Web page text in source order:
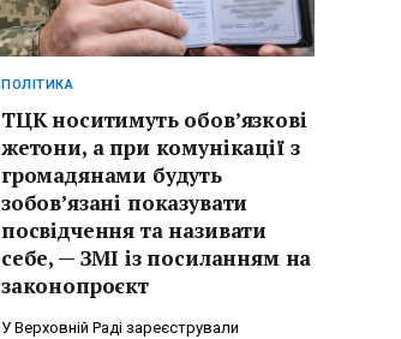
ПОЛІТИКА
ТЦК носитимуть обов’язкові
жетони, а при комунікації з
громадянами будуть
зобов’язані показувати
посвідчення та називати
себе, — ЗМІ із посиланням на
законопроєкт
У Верховній Раді зареєстрували